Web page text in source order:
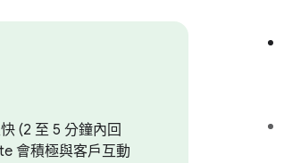
(2 至 5 分鐘內回
會積極與客戶互動